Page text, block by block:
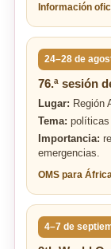
Información
24–28 de
76.ª sesión
Lugar: Región
Tema: políticas
Importancia:
emergencias.
OMS para África
4–7 de